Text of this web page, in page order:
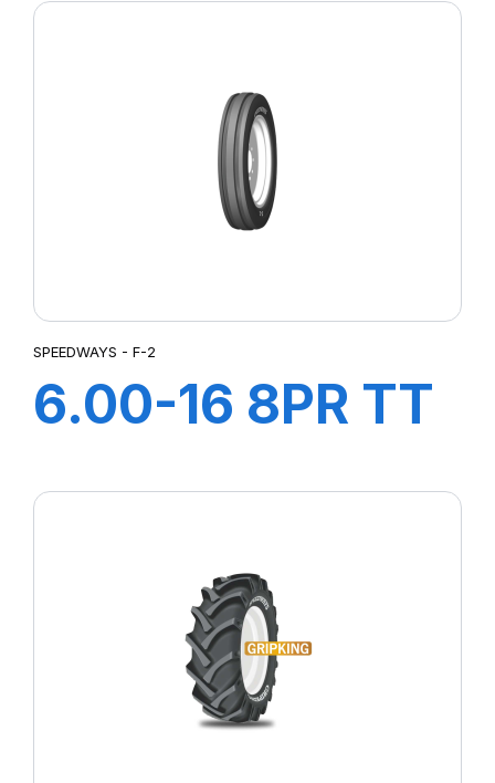
SPEEDWAYS - F-2
6.00-16 8PR TT